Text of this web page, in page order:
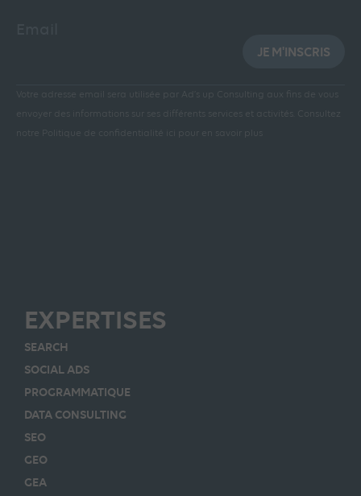
JE M'INSCRIS
Votre adresse email sera utilisée par Ad’s up Consulting aux fins de vous
envoyer des informations sur ses différents services et activités.
Consultez
notre Politique de confidentialité ici pour en savoir plus
EXPERTISES
SEARCH
SOCIAL ADS
PROGRAMMATIQUE
DATA CONSULTING
SEO
GEO
GEA